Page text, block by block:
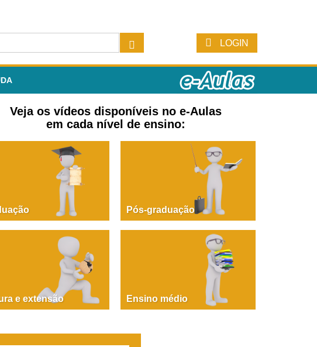
LOGIN
PAOLA GIUSTINA BACCIN
Dire, fare, partire! Aula 1 – parte 1
Veja os vídeos disponíveis no e-Aulas
em cada nível de ensino:
Pós-graduação
e extensão Ensino médio